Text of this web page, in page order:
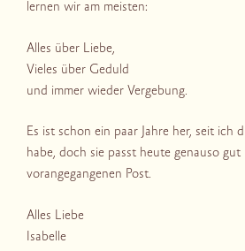
lernen wir am meisten:
Alles über Liebe,
Vieles über Geduld
und immer wieder Vergebung.
Es ist schon ein paar Jahre her, seit ich
habe, doch sie passt heute genauso
vorangegangenen Post.
Alles Liebe
Isabelle